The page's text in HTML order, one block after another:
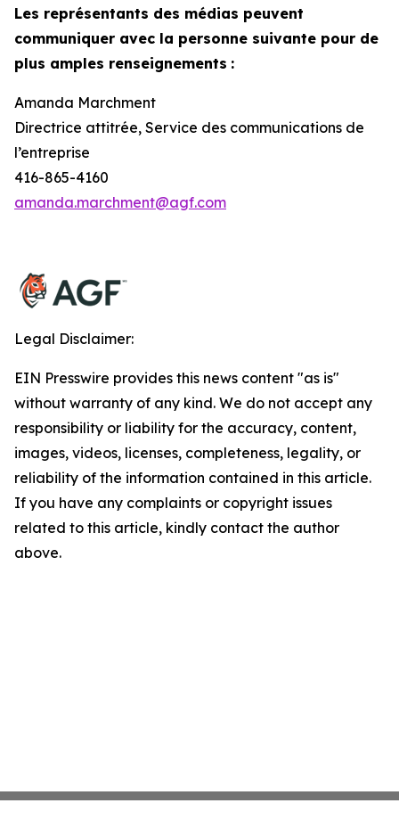
Les représentants des médias peuvent
communiquer avec la personne suivante pour de
plus amples renseignements :
Amanda Marchment
Directrice attitrée, Service des communications de
l’entreprise
416-865-4160
amanda.marchment@agf.com
Legal Disclaimer:
EIN Presswire provides this news content "as is"
without warranty of any kind. We do not accept any
responsibility or liability for the accuracy, content,
images, videos, licenses, completeness, legality, or
reliability of the information contained in this article.
If you have any complaints or copyright issues
related to this article, kindly contact the author
above.